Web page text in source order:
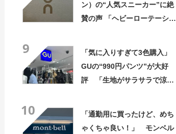
ン）の“人気スニーカー”に絶
賛の声 「ヘビーローテーショ
9
「気に入りすぎて3色購入」
GUの“990円パンツ”が大好
評 「生地がサラサラで涼し
10
「通勤用に買ったけど、めち
ゃくちゃ良い！」 モンベル